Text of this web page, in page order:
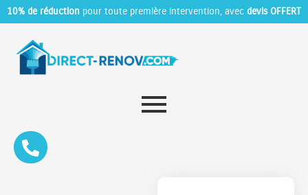
10% de réduction pour toute première intervention, avec devis OFFERT